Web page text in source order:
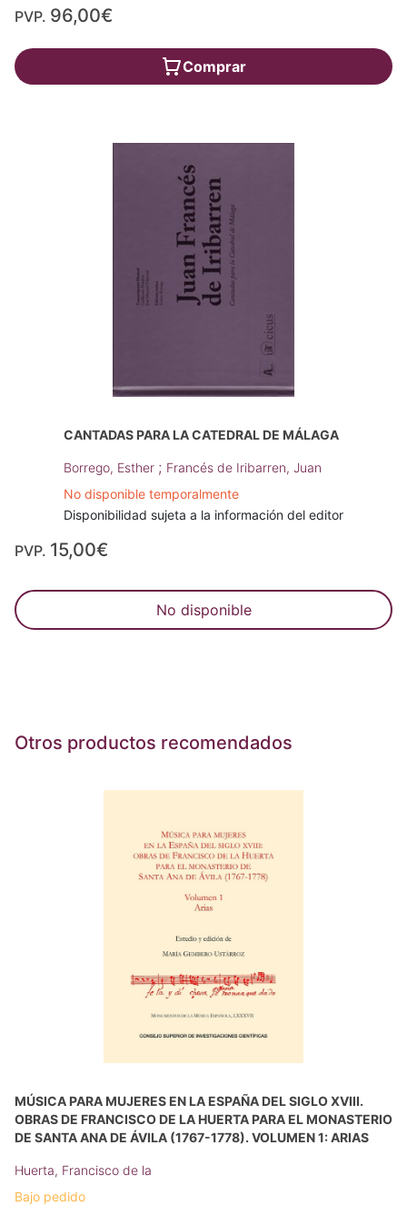
PVP. 96,00€
Comprar
CANTADAS PARA LA CATEDRAL DE MÁLAGA
Borrego, Esther ; Francés de Iribarren, Juan
No disponible temporalmente
Disponibilidad sujeta a la información del editor
PVP. 15,00€
No disponible
Otros productos recomendados
MÚSICA PARA MUJERES EN LA ESPAÑA DEL SIGLO XVIII.
OBRAS DE FRANCISCO DE LA HUERTA PARA EL MONASTERIO
DE SANTA ANA DE ÁVILA (1767-1778). VOLUMEN 1: ARIAS
Huerta, Francisco de la
Bajo pedido